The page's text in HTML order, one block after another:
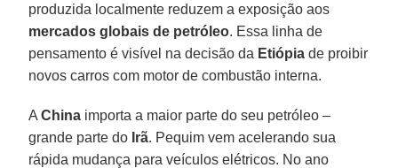
produzida localmente reduzem a exposição aos
mercados globais de petróleo. Essa linha de
pensamento é visível na decisão da Etiópia de proibir
novos carros com motor de combustão interna.
AChina importa a maior parte do seu petróleo –
grande parte do Irã. Pequim vem acelerando sua
rápida mudança para veículos elétricos. No ano